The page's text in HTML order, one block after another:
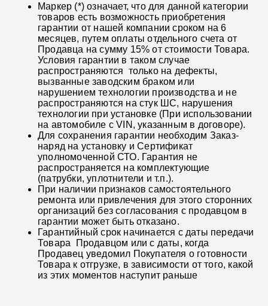
Маркер (*) означает, что для данной категории
товаров есть возможность приобретения
гарантии от нашей компании сроком на 6
месяцев, путем оплаты отдельного счета от
Продавца на сумму 15% от стоимости Товара.
Условия гарантии в таком случае
распространяются только на дефекты,
вызванные заводским браком или
нарушением технологии производства и не
распространяются на стук ШС, нарушения
технологии при установке (При использовании
на автомобиле с VIN, указанным в договоре).
Для сохранения гарантии необходим Заказ-
наряд на установку и Сертификат
уполномоченной СТО. Гарантия не
распространяется на комплектующие
(патрубки, уплотнители и т.п.).
При наличии признаков самостоятельного
ремонта или привлечения для этого сторонних
организаций без согласования с продавцом в
гарантии может быть отказано.
Гарантийный срок начинается с даты передачи
Товара Продавцом или с даты, когда
Продавец уведомил Покупателя о готовности
Товара к отгрузке, в зависимости от того, какой
из этих моментов наступит раньше